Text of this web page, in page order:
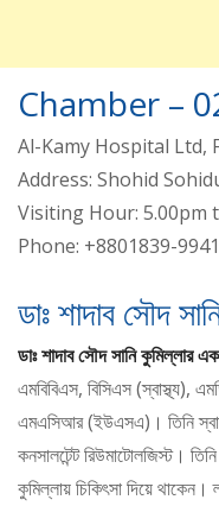
Chamber –
Al-Kamy Hospital Ltd,
Address: Shohid
Visiting Hour: 5.00pm
Phone: +8801839-
ডাঃ শাদাব সৌদ
ডাঃ শাদাব সৌদ সানি কুমিল্লার
এমবিবিএস, বিসিএস (স্বাস্থ্য),
এমএসিআর (ইউএসএ)। তিনি
কনসালটেন্ট রিউমাটোলজিস্ট।
কুমিল্লায় চিকিৎসা দিয়ে